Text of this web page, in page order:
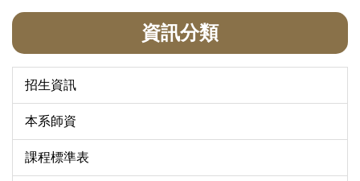
資訊分類
招生資訊
本系師資
課程標準表